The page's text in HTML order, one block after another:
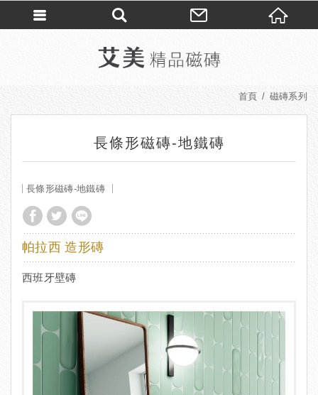
首頁 磁磚系列
長條形磁磚-地鐵磚
長條形磁磚-地鐵磚
帕拉西 造形磚
西班牙壁磚